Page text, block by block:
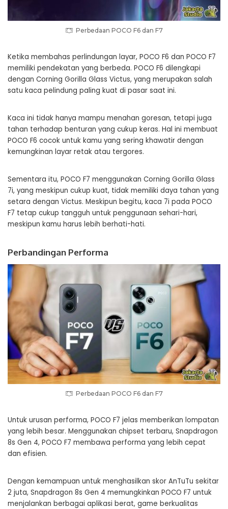
Perbedaan POCO F6 dan F7
Ketika membahas perlindungan layar, POCO F6 dan POCO F7
memiliki pendekatan yang berbeda. POCO F6 dilengkapi
dengan Corning Gorilla Glass Victus, yang merupakan salah
satu kaca pelindung paling kuat di pasar saat ini.
Kaca ini tidak hanya mampu menahan goresan, tetapi juga
tahan terhadap benturan yang cukup keras. Hal ini membuat
POCO F6 cocok untuk kamu yang sering khawatir dengan
kemungkinan layar retak atau tergores.
Sementara itu, POCO F7 menggunakan Corning Gorilla Glass
7i, yang meskipun cukup kuat, tidak memiliki daya tahan yang
setara dengan Victus. Meskipun begitu, kaca 7i pada POCO
F7 tetap cukup tangguh untuk penggunaan sehari-hari,
meskipun kamu harus lebih berhati-hati.
Perbandingan Performa
Perbedaan POCO F6 dan F7
Untuk urusan performa, POCO F7 jelas memberikan lompatan
yang lebih besar. Menggunakan chipset terbaru, Snapdragon
8s Gen 4, POCO F7 membawa performa yang lebih cepat
dan efisien.
Dengan kemampuan untuk menghasilkan skor AnTuTu sekitar
2 juta, Snapdragon 8s Gen 4 memungkinkan POCO F7 untuk
menjalankan berbagai aplikasi berat, game berkualitas